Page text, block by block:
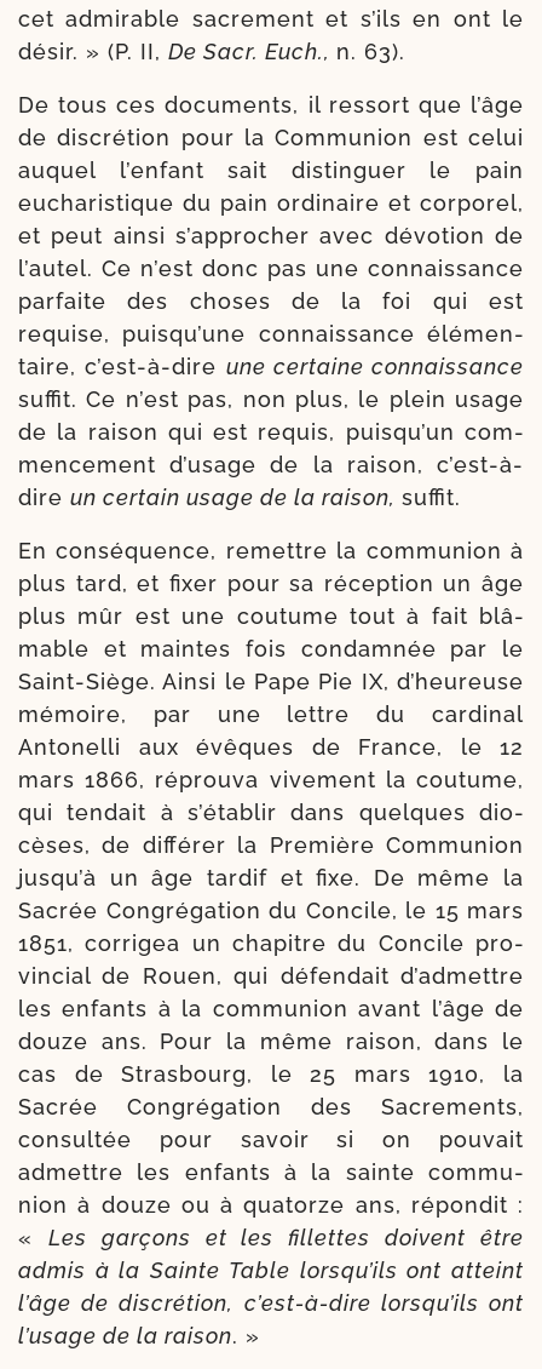
cet admi­rable sacre­ment et s’ils en ont le
désir. » (P. II, De Sacr. Euch., n. 63).
De tous ces docu­ments, il res­sort que l’âge
de dis­cré­tion pour la Communion est celui
auquel l’en­fant sait dis­tin­guer le pain
eucha­ris­tique du pain ordi­naire et cor­po­rel,
et peut ain­si s’ap­pro­cher avec dévo­tion de
l’au­tel. Ce n’est donc pas une connais­sance
par­faite des choses de la foi qui est
requise, puis­qu’une connais­sance élé­men­
taire, c’est-​à-​dire une cer­taine connais­sance
suf­fit. Ce n’est pas, non plus, le plein usage
de la rai­son qui est requis, puis­qu’un com­
men­ce­ment d’u­sage de la rai­son, c’est-​à-​
dire un cer­tain usage de la rai­son, suf­fit.
En consé­quence, remettre la com­mu­nion à
plus tard, et fixer pour sa récep­tion un âge
plus mûr est une cou­tume tout à fait blâ­
mable et maintes fois condam­née par le
Saint-​Siège. Ainsi le Pape Pie IX, d’heu­reuse
mémoire, par une lettre du car­di­nal
Antonelli aux évêques de France, le 12
mars 1866, réprou­va vive­ment la cou­tume,
qui ten­dait à s’é­ta­blir dans quelques dio­
cèses, de dif­fé­rer la Première Communion
jus­qu’à un âge tar­dif et fixe. De même la
Sacrée Congrégation du Concile, le 15 mars
1851, cor­ri­gea un cha­pitre du Concile pro­
vin­cial de Rouen, qui défen­dait d’ad­mettre
les enfants à la com­mu­nion avant l’âge de
douze ans. Pour la même rai­son, dans le
cas de Strasbourg, le 25 mars 1910, la
Sacrée Congrégation des Sacrements,
consul­tée pour savoir si on pou­vait
admettre les enfants à la sainte com­mu­
nion à douze ou à qua­torze ans, répon­dit :
« Les gar­çons et les fillettes doivent être
admis à la Sainte Table lors­qu’ils ont atteint
l’âge de dis­cré­tion, c’est-​à-​dire lors­qu’ils ont
l’u­sage de la rai­son. »